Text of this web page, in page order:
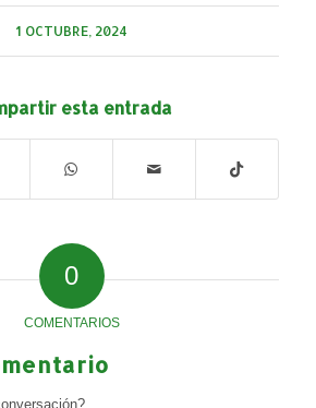
1 OCTUBRE, 2024
esta entrada
0
COMENTARIOS